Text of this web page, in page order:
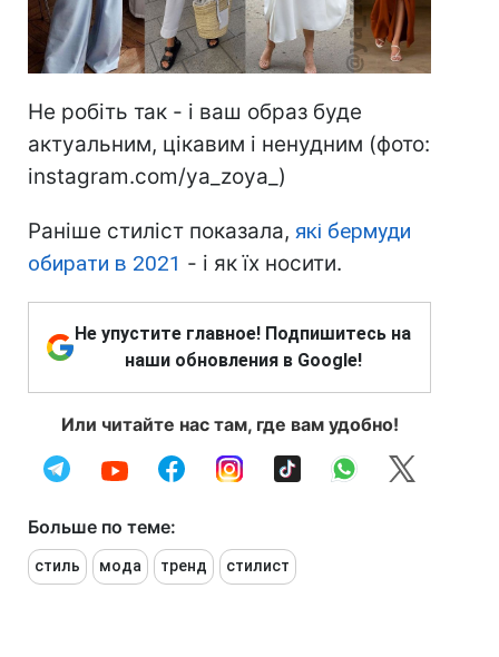
Не робіть так - і ваш образ буде
актуальним, цікавим і ненудним (фото:
instagram.com/ya_zoya_)
Раніше стиліст показала, які бермуди
обирати в 2021 - і як їх носити.
Не упустите главное! Подпишитесь на
наши обновления в Google!
Или читайте нас там, где вам удобно!
Больше по теме:
стиль мода тренд стилист